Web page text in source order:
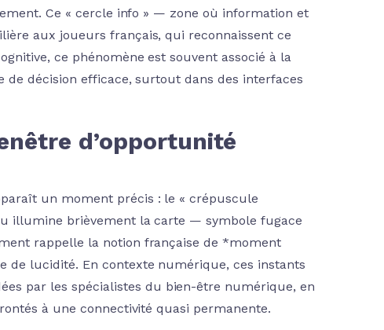
Ce « cercle info » — zone où information et
aux joueurs français, qui reconnaissent ce
ce phénomène est souvent associé à la
décision efficace, surtout dans des interfaces
d’opportunité
un moment précis : le « crépuscule
illumine brièvement la carte — symbole fugace
rappelle la notion française de *moment
lucidité. En contexte numérique, ces instants
par les spécialistes du bien-être numérique, en
à une connectivité quasi permanente.